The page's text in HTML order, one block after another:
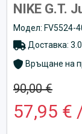
NIKE G.T.
Модел: FV5524-
Доставка:
Връщане на
90,00 €
57,95 €